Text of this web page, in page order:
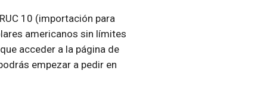
10 (importación para
americanos sin límites
acceder a la página de
empezar a pedir en